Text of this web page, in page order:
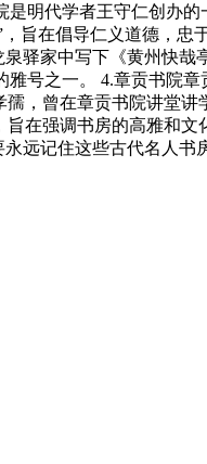
明代学者王守仁创办
旨在倡导仁义道德，忠
驿家中写下《黄州快
号之一。 4.章贡书院
，曾在章贡书院讲堂
在强调书房的高雅和
远记住这些古代名人